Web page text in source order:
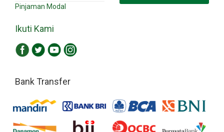
Pinjaman Modal
Ikuti Kami
Bank Transfer